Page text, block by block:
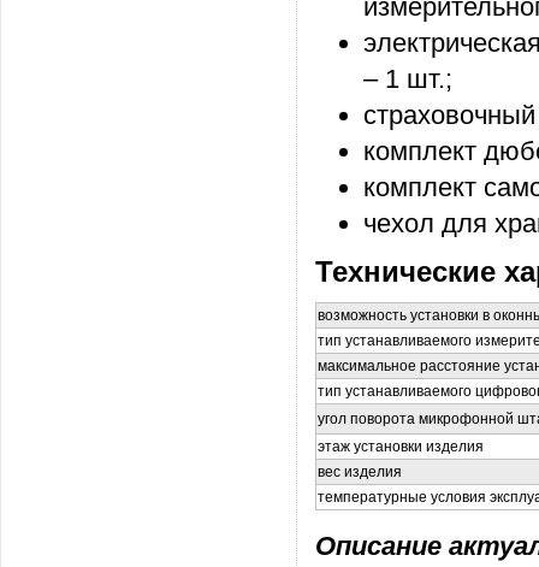
– 1 шт.;
комплект
комплект
чехол для
Технические
возможность установки в
тип устанавливаемого
максимальное расстояние
тип устанавливаемого
угол поворота микрофонной
этаж установки изделия
вес изделия
температурные условия
Описание